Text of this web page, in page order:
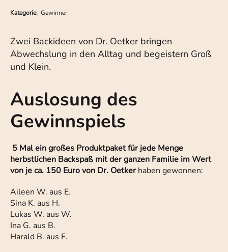
Kategorie: Gewinner
Zwei Backideen von Dr. Oetker bringen
Abwechslung in den Alltag und begeistern Groß
und Klein.
Auslosung des
Gewinnspiels
5 Mal ein großes Produktpaket für jede Menge
herbstlichen Backspaß mit der ganzen Familie im Wert
von je ca. 150 Euro von Dr. Oetkerhaben gewonnen:
Aileen W. aus E.
Sina K. aus H.
Lukas W. aus W.
Ina G. aus B.
Harald B. aus F.